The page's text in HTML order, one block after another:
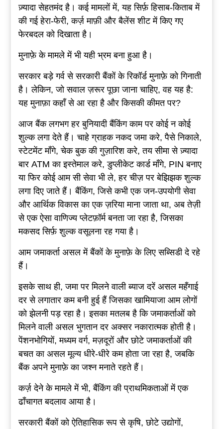
ज़्यादा सेहतमंद है। कई मामलों में, यह सिर्फ़ हिसाब-किताब में
की गई हेरा-फेरी, कर्ज़ माफ़ी और बैलेंस शीट में किए गए
फेरबदल को दिखाता है।
मुनाफ़े के मामले में भी यही भ्रम बना हुआ है।
सरकार बड़े गर्व से सरकारी बैंकों के रिकॉर्ड मुनाफ़े को गिनाती
है। लेकिन, जो सवाल ज़रूर पूछा जाना चाहिए, वह यह है:
यह मुनाफ़ा कहाँ से आ रहा है और किसकी कीमत पर?
आज बैंक लगभग हर बुनियादी बैंकिंग काम पर कोई न कोई
शुल्क लगा देते हैं। चाहे ग्राहक नकद जमा करे, पैसे निकाले,
स्टेटमेंट माँगे, चेक बुक की गुज़ारिश करे, तय सीमा से ज़्यादा
बार ATM का इस्तेमाल करे, डुप्लीकेट कार्ड माँगे, PIN बनाए
या फिर कोई आम सी सेवा भी ले, हर चीज़ पर बेझिझक शुल्क
लगा दिए जाते हैं। बैंकिंग, जिसे कभी एक जन-उपयोगी सेवा
और आर्थिक विकास का एक ज़रिया माना जाता था, अब तेज़ी
से एक ऐसा वाणिज्य प्लेटफ़ॉर्म बनता जा रहा है, जिसका
मकसद सिर्फ़ शुल्क वसूलना रह गया है।
आम जमाकर्ता असल में बैंकों के मुनाफ़े के लिए सब्सिडी दे रहे
हैं।
इसके साथ ही, जमा पर मिलने वाली ब्याज दरें असल महँगाई
दर से लगातार कम बनी हुई हैं जिसका खामियाजा आम लोगों
को झेलनी पड़ रहा है। इसका मतलब है कि जमाकर्ताओं को
मिलने वाली असल भुगतान दर अक्सर नकारात्मक होती है।
पेंशनभोगियों, मध्यम वर्ग, मज़दूरों और छोटे जमाकर्ताओं की
बचत का असल मूल्य धीरे-धीरे कम होता जा रहा है, जबकि
बैंक अपने मुनाफ़े का जश्न मनाते रहते हैं।
कर्ज़ देने के मामले में भी, बैंकिंग की प्राथमिकताओं में एक
ढाँचागत बदलाव आया है।
सरकारी बैंकों को ऐतिहासिक रूप से कृषि, छोटे उद्योगों,